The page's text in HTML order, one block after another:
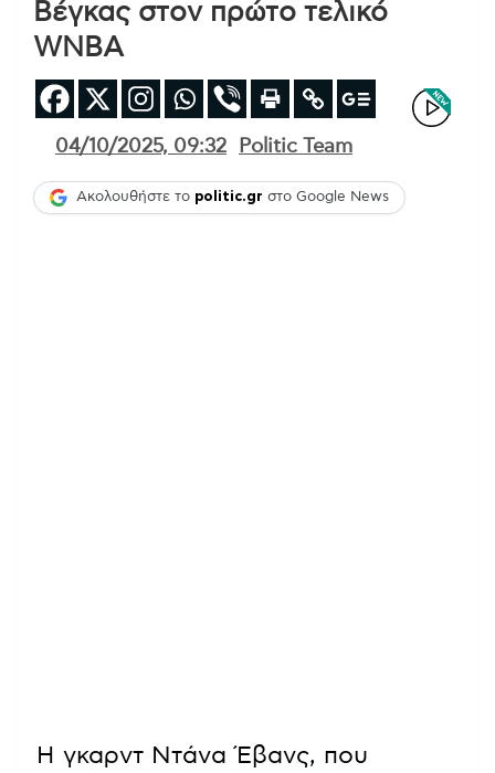
Βέγκας στον πρώτο τελικό
WNBA
04/10/2025, 09:32 Politic Team
Ακολουθήστε το politic.gr στο Google News
Η γκαρντ Ντάνα Έβανς, που